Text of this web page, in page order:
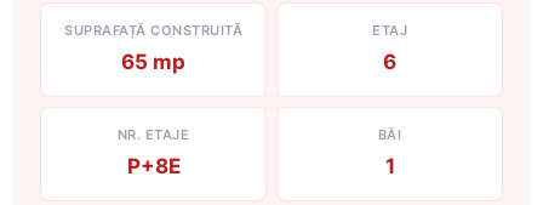
SUPRAFAȚĂ CONSTRUITĂ
65 mp
ETAJ
6
NR. ETAJE
P+8E
BĂI
1